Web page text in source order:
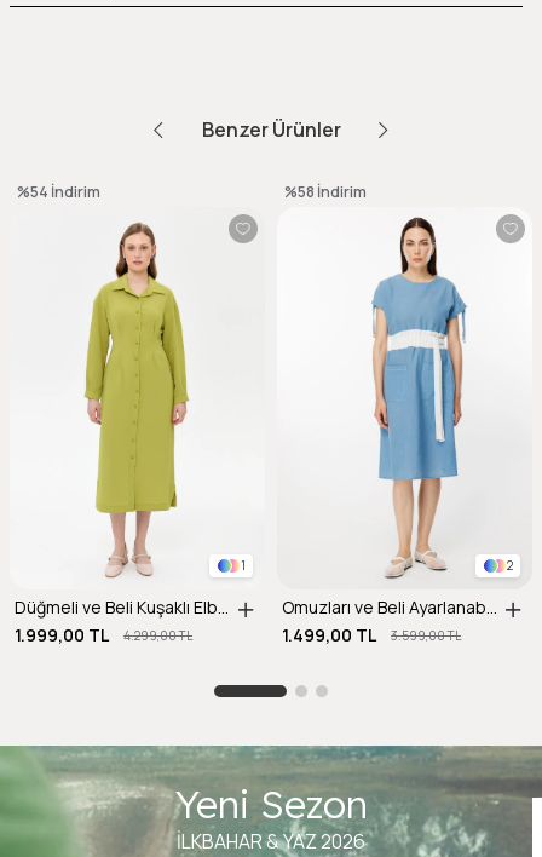
Benzer Ürünler
1
Düğmeli ve Beli Kuşaklı Elbise-Y.YEŞİLİ
1.999,00 TL
4.299,00 TL
%54 İndirim
2
Omuzları ve Beli Ayarlanabilir İp Detaylı Keten Elbise-MAVİ
1.499,00 TL
3.599,00 TL
%58 İndirim
Yeni Sezon
İLKBAHAR & YAZ 2026